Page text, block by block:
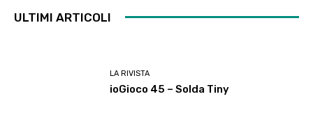
ULTIMI ARTICOLI
LA RIVISTA
ioGioco 45 – Solda Tiny